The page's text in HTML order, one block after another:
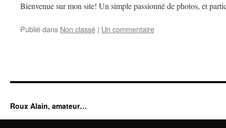
Bienvenue sur mon site! Un simple passionné de photos, et
Publié dans Non classé | Un commentaire
Roux Alain, amateur…